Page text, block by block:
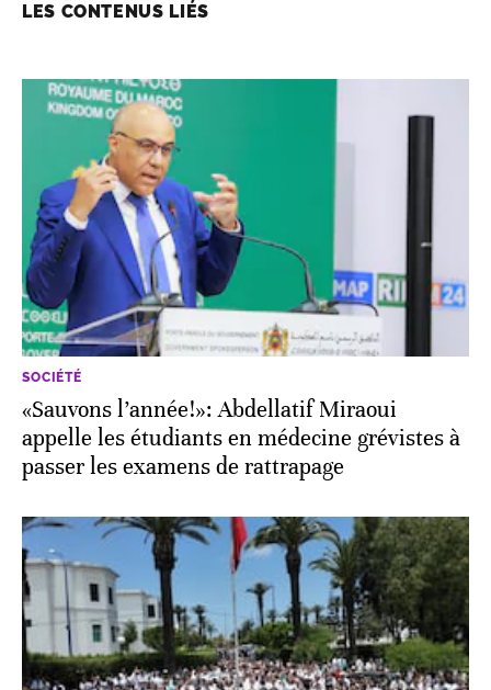
LES CONTENUS LIÉS
SOCIÉTÉ
«Sauvons l’année!»: Abdellatif Miraoui
appelle les étudiants en médecine grévistes à
passer les examens de rattrapage